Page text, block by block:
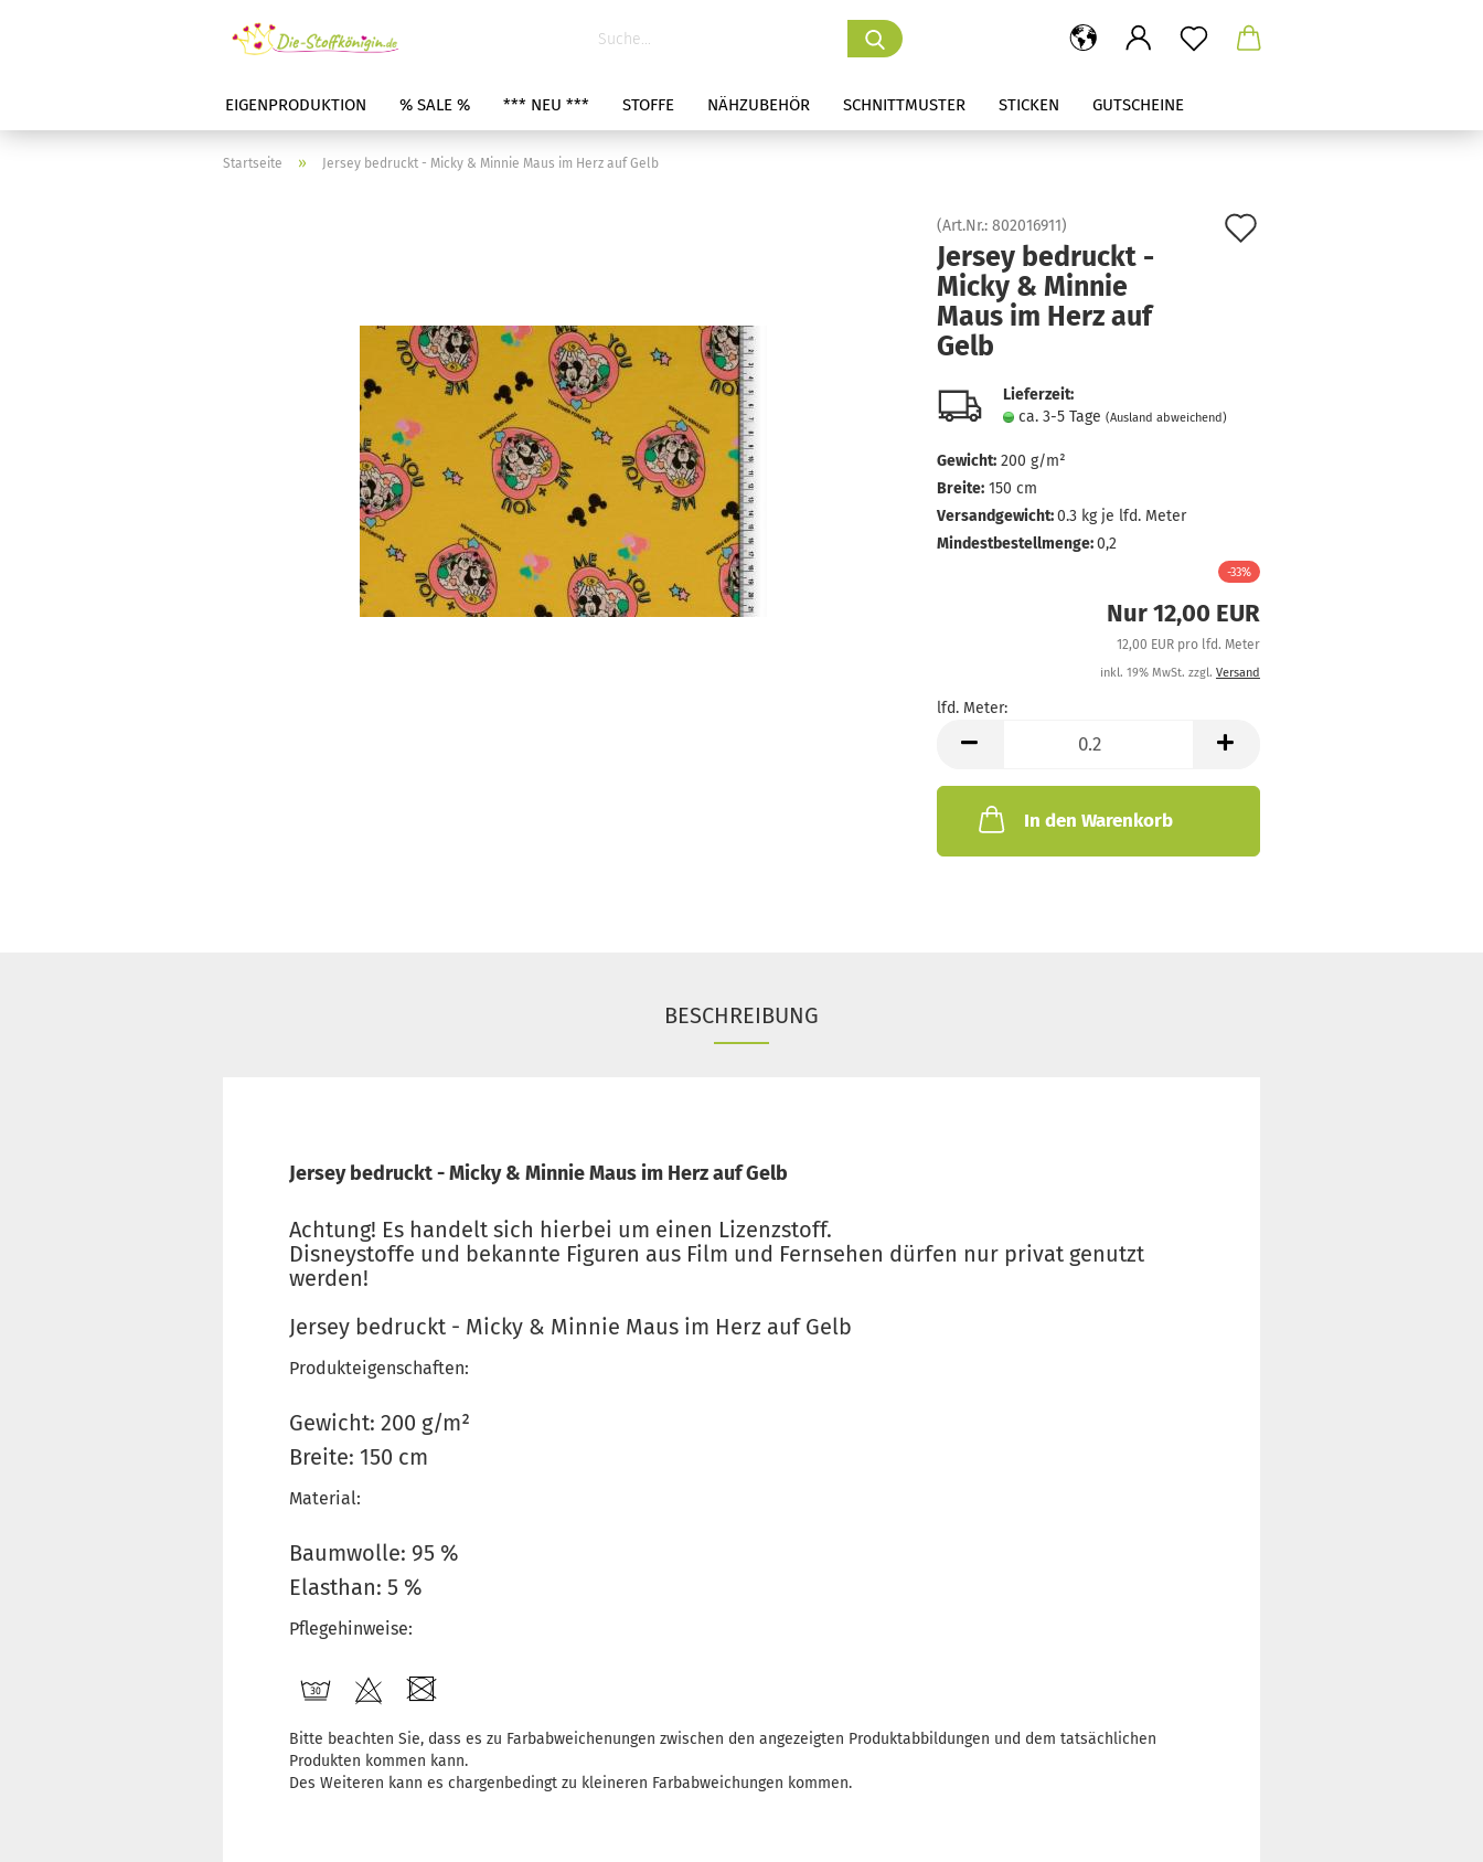
EIGENPRODUKTION % SALE % *** NEU *** STOFFE NÄHZUBEHÖR SCHNITTMUSTER STICKEN GUTSCHEINE
Startseite » Jersey bedruckt - Micky & Minnie Maus im Herz auf Gelb
(Art.Nr.: 802016911)
Jersey bedruckt -
Micky & Minnie
Maus im Herz auf
Gelb
Lieferzeit:
ca. 3-5 Tage (Ausland abweichend)
Gewicht: 200 g/m²
Breite: 150 cm
Versandgewicht:0.3kg je lfd. Meter
Mindestbestellmenge:0,2
-33%
Nur 12,00 EUR
12,00 EUR pro lfd. Meter
inkl. 19% MwSt. zzgl. Versand
lfd. Meter:
In den Warenkorb
BESCHREIBUNG
Jersey bedruckt - Micky & Minnie Maus im Herz auf Gelb
Achtung! Es handelt sich hierbei um einen Lizenzstoff.
Disneystoffe und bekannte Figuren aus Film und Fernsehen dürfen nur privat genutzt
werden!
Jersey bedruckt - Micky & Minnie Maus im Herz auf Gelb
Produkteigenschaften:
Gewicht: 200 g/m²
Breite: 150 cm
Material:
Baumwolle: 95 %
Elasthan: 5 %
Pflegehinweise:
Bitte beachten Sie, dass es zu Farbabweichenungen zwischen den angezeigten Produktabbildungen und dem tatsächlichen
Produkten kommen kann.
Des Weiteren kann es chargenbedingt zu kleineren Farbabweichungen kommen.